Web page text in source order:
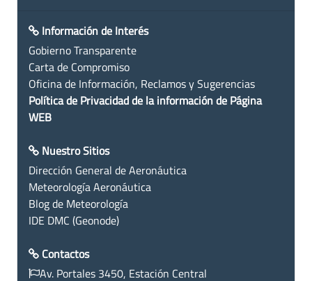
Información de Interés
Gobierno Transparente
Carta de Compromiso
Oficina de Información, Reclamos y Sugerencias
Política de Privacidad de la información de Página
WEB
Nuestro Sitios
Dirección General de Aeronáutica
Meteorología Aeronáutica
Blog de Meteorología
IDE DMC (Geonode)
Contactos
Av. Portales 3450, Estación Central